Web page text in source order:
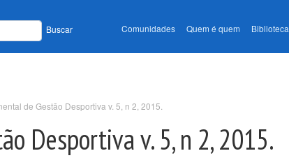
Buscar Comunidades Quem é quem Biblioteca
de Gestão Desportiva v. 5, n 2, 2015.
Desportiva v. 5, n 2, 2015.